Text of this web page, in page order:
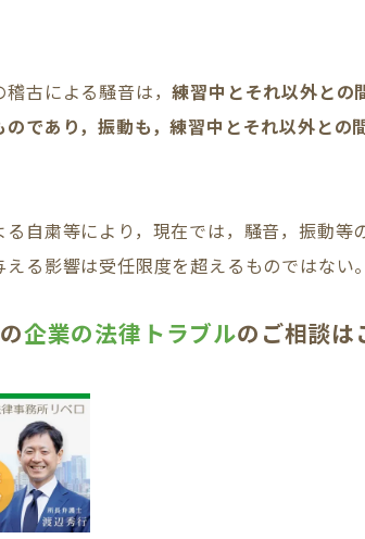
稽古による騒音は，練習中とそれ以外との
であり，振動も，練習中とそれ以外との
自粛等により，現在では，騒音，振動等
る影響は受任限度を超えるものではない
企業の法律トラブルのご相談は